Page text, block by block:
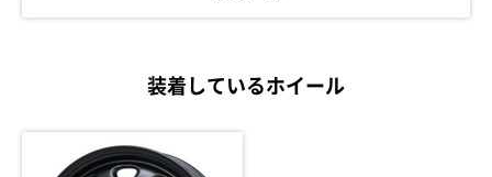
装着しているホイール